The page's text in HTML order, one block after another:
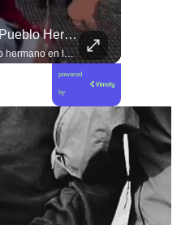
Desde #argentina Pueblo Hermano En La Lucha Contra El Sionismo @laneurona.
Desde #argentina pueblo hermano en la lucha contra el sionismo @laneurona.rebelde y rebelde un compacto de la acción directa ciudadana #noticias
powered
by